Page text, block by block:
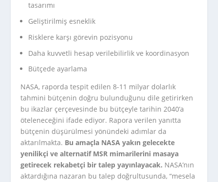
tasarımı
Geliştirilmiş esneklik
Risklere karşı görevin pozisyonu
Daha kuvvetli hesap verilebilirlik ve koordinasyon
Bütçede ayarlama
NASA, raporda tespit edilen 8-11 milyar dolarlık
tahmini bütçenin doğru bulunduğunu dile getirirken
bu ikazlar çerçevesinde bu bütçeyle tarihin 2040’a
öteleneceğini ifade ediyor. Rapora verilen yanıtta
bütçenin düşürülmesi yönündeki adımlar da
aktarılmakta. Bu amaçla NASA yakın gelecekte
yenilikçi ve alternatif MSR mimarilerini masaya
getirecek rekabetçi bir talep yayınlayacak. NASA’nın
aktardığına nazaran bu talep doğrultusunda, “mesela